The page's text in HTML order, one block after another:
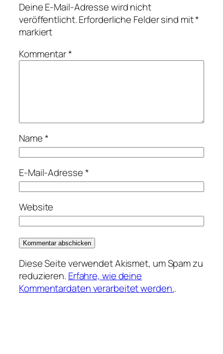
Deine E-Mail-Adresse wird nicht
veröffentlicht.Erforderliche Felder sind mit*
markiert
Kommentar*
Name*
E-Mail-Adresse*
Website
Diese Seite verwendet Akismet, um Spam zu
reduzieren. Erfahre, wie deine
Kommentardaten verarbeitet werden..